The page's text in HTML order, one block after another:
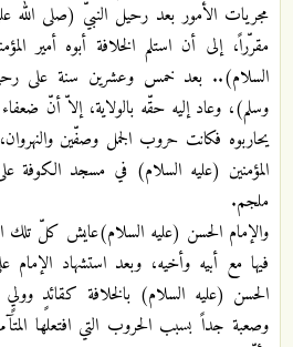
مجريات الأمور بعد رحيل النبيّ (صلى الله
مقرّراً، إلى أن استلم الخلافة أبوه أمير
السلام).. بعد خمس وعشرين سنة على
وسلم)، وعاد إليه حقّه بالولاية، إلاّ أنّ ضعفاء
يحاربوه فكانت حروب الجمل وصفّين
المؤمنين (عليه السلام) في مسجد الكوفة
ملجم.
والإمام الحسن (عليه السلام)عايش كلّ تلك
فيها مع أبيه وأخيه، وبعد استشهاد الإمام
الحسن (عليه السلام) بالخلافة كقائدٍ
وصعبة جداً بسبب الحروب التي افتعلها